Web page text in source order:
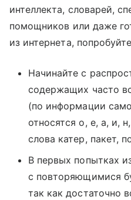
интеллекта, словарей,
помощников или даже
из интернета,
Начинайте с
содержащих часто
(по информации
относятся о, е, а, и,
слова катер, пакет,
В первых попытках
с повторяющимися
так как достаточно